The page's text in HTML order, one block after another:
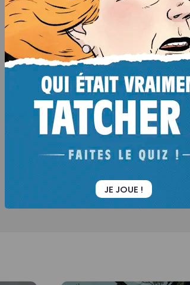
Les auteurs
Scénariste :
Laurent GALANDON
JE JOUE !